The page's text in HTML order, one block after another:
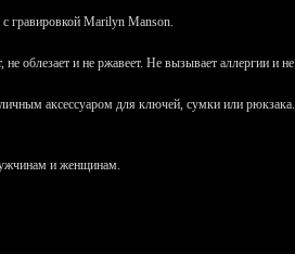
гравировкой Marilyn Manson.
облезает и не ржавеет. Не вызывает аллергии и не
аксессуаром для ключей, сумки или
и женщинам.